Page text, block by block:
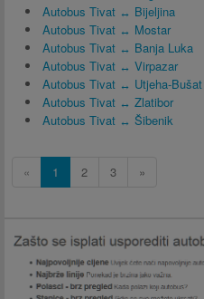
Autobus Tivat ↔ Bijeljina
Autobus Tivat ↔ Mostar
Autobus Tivat ↔ Banja Luka
Autobus Tivat ↔ Virpazar
Autobus Tivat ↔ Utjeha-Bušat
Autobus Tivat ↔ Zlatibor
Autobus Tivat ↔ Šibenik
« 1 2 3 »